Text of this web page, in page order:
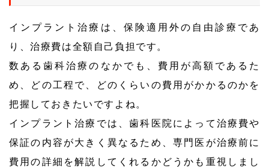
インプラント治療は、保険適用外の自由診療であ
り、治療費は全額自己負担です。
数ある歯科治療のなかでも、費用が高額であるた
め、どの工程で、どのくらいの費用がかかるのかを
把握しておきたいですよね。
インプラント治療では、歯科医院によって治療費や
保証の内容が大きく異なるため、専門医が治療前に
費用の詳細を解説してくれるかどうかも重視しまし